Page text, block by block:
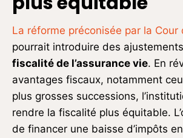
La réforme préconisée par la Cour
pourrait introduire des
fiscalité de l’assurance vie. En
avantages fiscaux, notamment
plus grosses successions,
rendre la fiscalité plus équitable.
de financer une baisse d’impôts